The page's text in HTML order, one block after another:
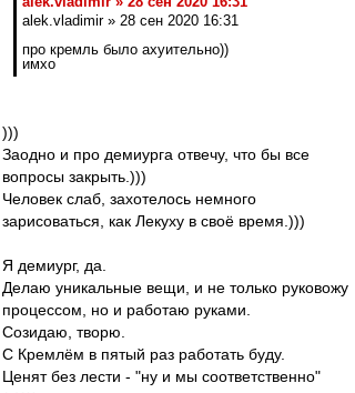
alek.vladimir » 28 сен 2020 16:31
про кремль было ахуительно))
имхо
)))
Заодно и про демиурга отвечу, что бы все
вопросы закрыть.)))
Человек слаб, захотелось немного
зарисоваться, как Лекуху в своё время.)))
Я демиург, да.
Делаю уникальные вещи, и не только руковожу
процессом, но и работаю руками.
Созидаю, творю.
С Кремлём в пятый раз работать буду.
Ценят без лести - "ну и мы соответственно"